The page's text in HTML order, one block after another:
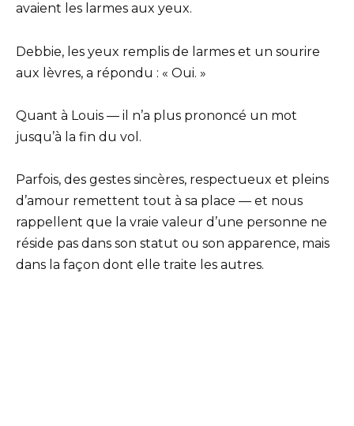
avaient les larmes aux yeux.
Debbie, les yeux remplis de larmes et un sourire
aux lèvres, a répondu : « Oui. »
Quant à Louis — il n’a plus prononcé un mot
jusqu’à la fin du vol.
Parfois, des gestes sincères, respectueux et pleins
d’amour remettent tout à sa place — et nous
rappellent que la vraie valeur d’une personne ne
réside pas dans son statut ou son apparence, mais
dans la façon dont elle traite les autres.